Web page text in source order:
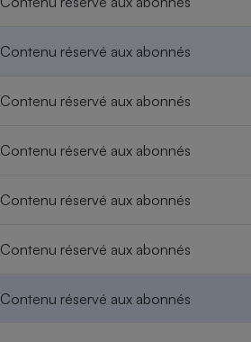
Contenu réservé aux abonnés
Contenu réservé aux abonnés
Contenu réservé aux abonnés
Contenu réservé aux abonnés
Contenu réservé aux abonnés
Contenu réservé aux abonnés